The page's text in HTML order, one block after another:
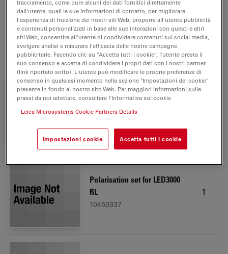
Componenti
Microscopio per l'ispezione e la
rilavorazione A60 F con stativo a
braccio orientabile comprende:
Quantità
Leica A60 F
10450311
Polarisation set for LED3000
RL
10450337
1
tracciamento, come pure alcuni dei dati fornitici direttamente
dall'utente, quali le sue informazioni di contatto, per migliorare
l'esperienza di fruizione dei nostri siti Web, proporre all'utente pubblicità
e contenuti personalizzati in base alle sue interazioni con questi e altri
siti Web, consentire all'utente di condividere contenuti sui social media,
svolgere analisi e misurare l'efficacia delle nostre campagne
pubblicitarie. Facendo clic su "Accetta tutti i cookie", l'utente presta il
suo consenso e accetta di condividere i propri dati con i nostri partner
(link riportato sotto). L'utente può modificare le proprie preferenze di
consenso in qualsiasi momento nella sezione "Impostazioni dei cookie"
presente in fondo al nostro sito Web. Per maggiori informazioni sulle
prassi da noi adottate, consultare l'Informativa sui cookie
Leica Microsystems Cookie Partners Details
Impostazioni cookie Accetta tutti i cookie